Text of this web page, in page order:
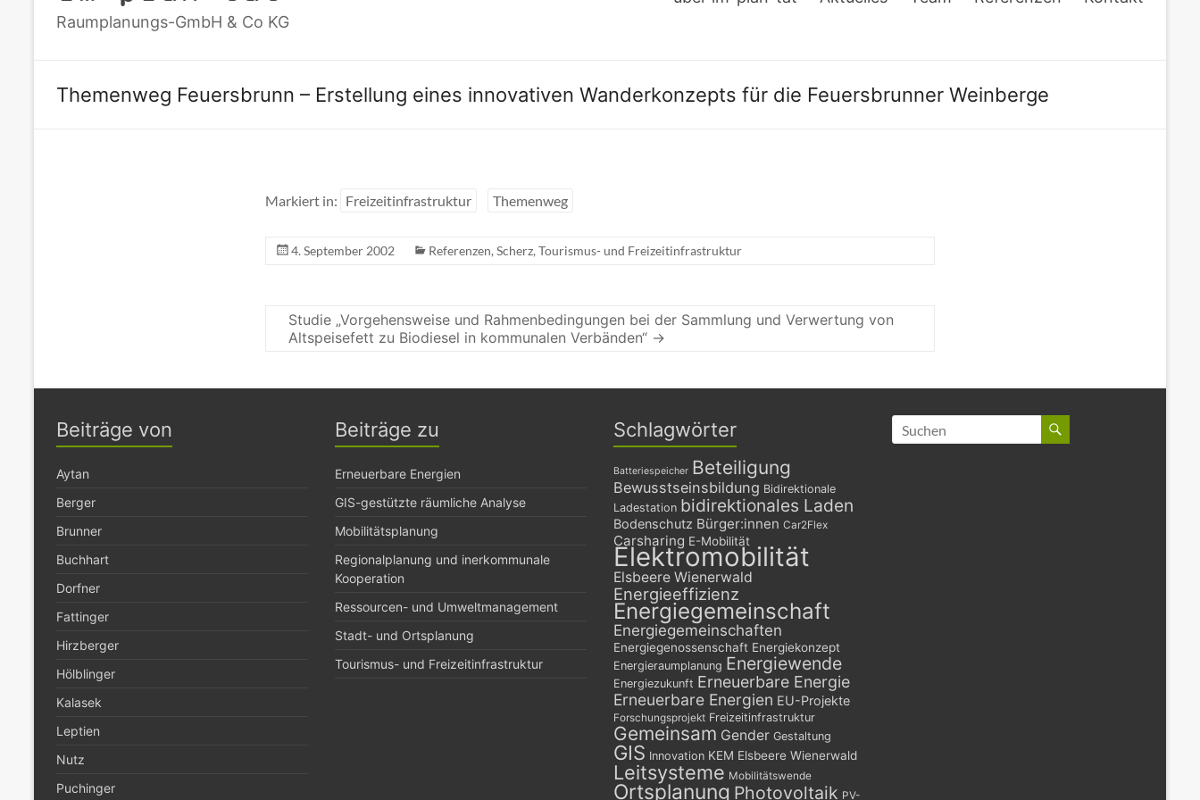
Raumplanungs-GmbH & Co KG
Themenweg Feuersbrunn – Erstellung eines innovativen Wanderkonzepts für die Feuersbrunner Weinberge
Markiert in: Freizeitinfrastruktur Themenweg
4. September 2002 Referenzen, Scherz, Tourismus- und Freizeitinfrastruktur
Studie „Vorgehensweise und Rahmenbedingungen bei der Sammlung und Verwertung von
Altspeisefett zu Biodiesel in kommunalen Verbänden“ →
Beiträge von
Aytan
Berger
Brunner
Buchhart
Dorfner
Fattinger
Hirzberger
Hölblinger
Kalasek
Leptien
Nutz
Puchinger
Beiträge zu
Erneuerbare Energien
GIS-gestützte räumliche Analyse
Mobilitätsplanung
Regionalplanung und inerkommunale
Kooperation
Ressourcen- und Umweltmanagement
Stadt- und Ortsplanung
Tourismus- und Freizeitinfrastruktur
Schlagwörter
Batteriespeicher Beteiligung
Bewusstseinsbildung Bidirektionale
Ladestation bidirektionales Laden
Bodenschutz Bürger:innen Car2Flex
Carsharing E-Mobilität
Elektromobilität
Elsbeere Wienerwald
Energieeffizienz
Energiegemeinschaft
Energiegemeinschaften
Energiegenossenschaft Energiekonzept
Energieraumplanung Energiewende
Energiezukunft Erneuerbare Energie
Erneuerbare Energien EU-Projekte
Forschungsprojekt Freizeitinfrastruktur
Gemeinsam Gender Gestaltung
GIS Innovation KEM Elsbeere Wienerwald
Leitsysteme Mobilitätswende
Ortsplanung Photovoltaik PV-